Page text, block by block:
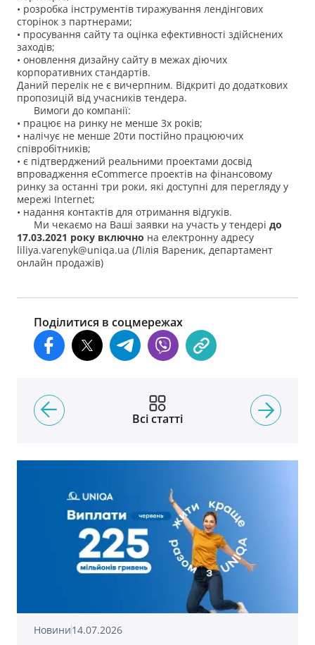
• розробка інструментів тиражування лендінгових
сторінок з партнерами;
• просування сайту та оцінка ефективності здійснених
заходів;
• оновлення дизайну сайту в межах діючих
корпоративних стандартів.
Даний перелік не є вичерпним. Відкриті до додаткових
пропозицій від учасників тендера.
Вимоги до компанії:
• працює на ринку не менше 3х років;
• налічує не менше 20ти постійно працюючих
співробітників;
• є підтверджений реальними проектами досвід
впровадження eCommerce проектів на фінансовому
ринку за останні три роки, які доступні для перегляду у
мережі Internet;
• надання контактів для отримання відгуків.
Ми чекаємо на Ваші заявки на участь у тендері до
17.03.2021 року включно на електронну адресу
liliya.varenyk@uniqa.ua (Лілія Вареник, департамент
онлайн продажів)
Поділитися в соцмережах
Всі статті
Новини14.07.2026